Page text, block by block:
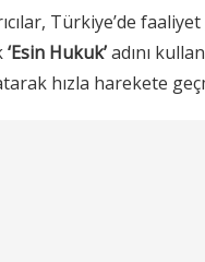
Türkiye’de
‘Esin Hukuk’adını
hızla harekete